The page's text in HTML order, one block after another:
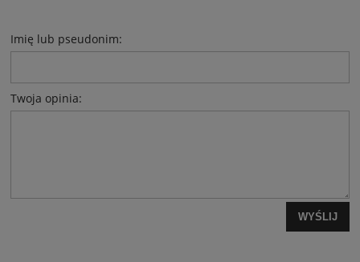
Imię lub pseudonim:
Twoja opinia:
WYŚLIJ